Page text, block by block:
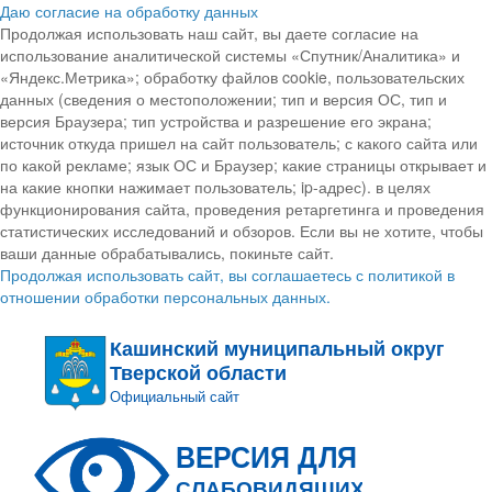
Даю согласие на обработку данных
Продолжая использовать наш сайт, вы даете согласие на
использование аналитической системы «Спутник/Аналитика» и
«Яндекс.Метрика»; обработку файлов cookie, пользовательских
данных (сведения о местоположении; тип и версия ОС, тип и
версия Браузера; тип устройства и разрешение его экрана;
источник откуда пришел на сайт пользователь; с какого сайта или
по какой рекламе; язык ОС и Браузер; какие страницы открывает и
на какие кнопки нажимает пользователь; ip-адрес). в целях
функционирования сайта, проведения ретаргетинга и проведения
статистических исследований и обзоров. Если вы не хотите, чтобы
ваши данные обрабатывались, покиньте сайт.
Продолжая использовать сайт, вы соглашаетесь с политикой в
отношении обработки персональных данных.